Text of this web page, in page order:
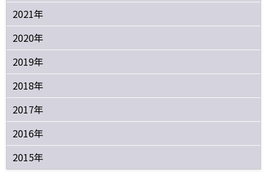
2021年
2020年
2019年
2018年
2017年
2016年
2015年